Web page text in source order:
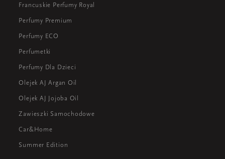
Francuskie Perfumy Royal
Perfumy Premium
Perfumy ECO
Perfumetki
Perfumy Dla Dzieci
Olejek AJ Argan Oil
Olejek AJ Jojoba Oil
Zawieszki Samochodowe
Car&Home
Summer Edition